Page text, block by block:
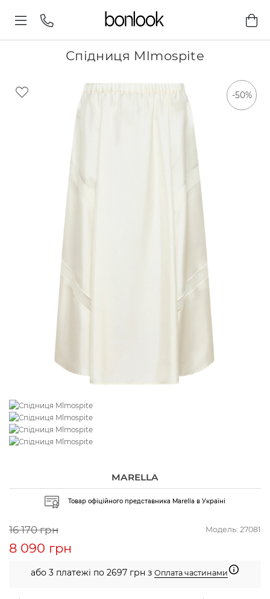
Спідниця Mlmospite
-50%
MARELLA
Товар офіційного представника Marella в Україні
Модель: 27081
16 170 грн
8 090 грн
або 3 платежі по 2697 грн з Оплата частинами